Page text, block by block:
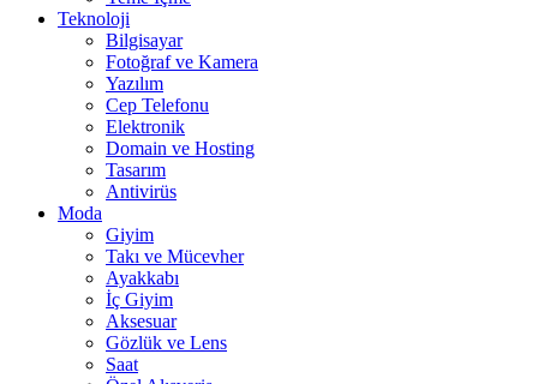
Teknoloji
Bilgisayar
Fotoğraf ve Kamera
Yazılım
Cep Telefonu
Elektronik
Domain ve Hosting
Tasarım
Antivirüs
Moda
Giyim
Takı ve Mücevher
Ayakkabı
İç Giyim
Aksesuar
Gözlük ve Lens
Saat